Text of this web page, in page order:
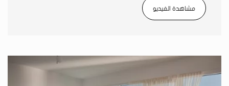
مشاهدة الفيديو